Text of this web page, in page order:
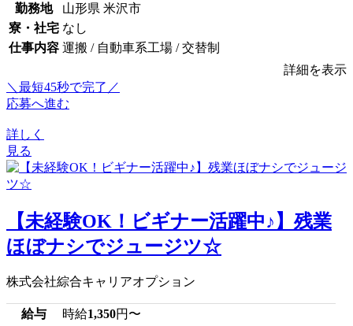
勤務地
山形県 米沢市
寮・社宅 なし
仕事内容 運搬 / 自動車系工場 / 交替制
詳細を表示
＼最短45秒で完了／
応募へ進む
詳しく
見る
【未経験OK！ビギナー活躍中♪】残業
ほぼナシでジュージツ☆
株式会社綜合キャリアオプション
給与 時給1,350円〜